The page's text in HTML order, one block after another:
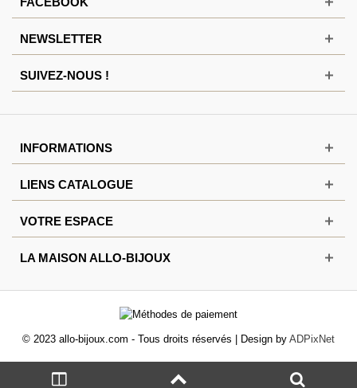
NEWSLETTER
SUIVEZ-NOUS !
INFORMATIONS
LIENS CATALOGUE
VOTRE ESPACE
LA MAISON ALLO-BIJOUX
© 2023 allo-bijoux.com - Tous droits réservés | Design by ADPixNet